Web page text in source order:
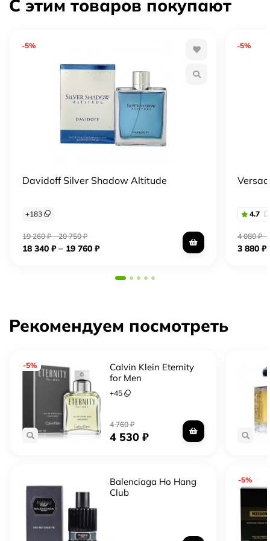
С этим товаров покупают
-5%
Davidoff Silver Shadow Altitude
+183
19 260₽–20 750₽
18 340₽– 19 760₽
-5%
4.7
4 080₽–
3 880₽
Рекомендуем посмотреть
-5%
Calvin Klein Eternity
for Men
+45
4 760₽
4 530₽
Balenciaga Ho Hang
Club
-5%